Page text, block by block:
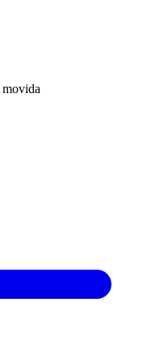
movida